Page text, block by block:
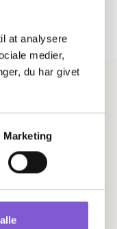
at analysere
medier,
du har givet
Marketing